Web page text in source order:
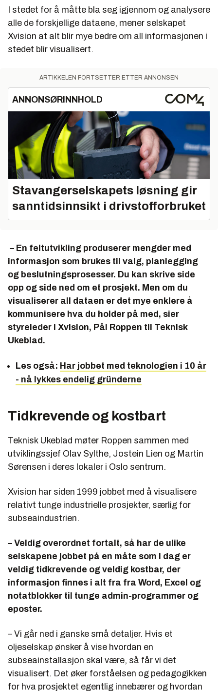
I stedet for å måtte bla seg igjennom og analysere
alle de forskjellige dataene, mener selskapet
Xvision at alt blir mye bedre om all informasjonen i
stedet blir visualisert.
ARTIKKELEN FORTSETTER ETTER ANNONSEN
ANNONSØRINNHOLD
Stavangerselskapets løsning gir
sanntidsinnsikt i drivstofforbruket
– En feltutvikling produserer mengder med
informasjon som brukes til valg, planlegging
og beslutningsprosesser. Du kan skrive side
opp og side ned om et prosjekt. Men om du
visualiserer all dataen er det mye enklere å
kommunisere hva du holder på med, sier
styreleder i Xvision, Pål Roppen til Teknisk
Ukeblad.
Les også: Har jobbet med teknologien i 10 år
- nå lykkes endelig gründerne
Tidkrevende og kostbart
Teknisk Ukeblad møter Roppen sammen med
utviklingssjef Olav Sylthe, Jostein Lien og Martin
Sørensen i deres lokaler i Oslo sentrum.
Xvision har siden 1999 jobbet med å visualisere
relativt tunge industrielle prosjekter, særlig for
subseaindustrien.
– Veldig overordnet fortalt, så har de ulike
selskapene jobbet på en måte som i dag er
veldig tidkrevende og veldig kostbar, der
informasjon finnes i alt fra fra Word, Excel og
notatblokker til tunge admin-programmer og
eposter.
– Vi går ned i ganske små detaljer. Hvis et
oljeselskap ønsker å vise hvordan en
subseainstallasjon skal være, så får vi det
visualisert. Det øker forståelsen og pedagogikken
for hva prosjektet egentlig innebærer og hvordan